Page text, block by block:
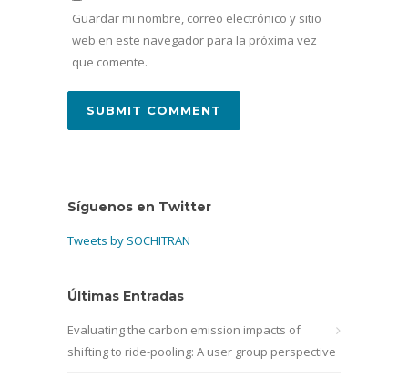
Guardar mi nombre, correo electrónico y sitio
web en este navegador para la próxima vez
que comente.
Síguenos en Twitter
Tweets by SOCHITRAN
Últimas Entradas
Evaluating the carbon emission impacts of
shifting to ride-pooling: A user group perspective